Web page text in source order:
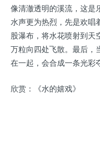
像清澈透明的溪流，这是
水声更为热烈，先是欢唱
股瀑布，将水花喷射到天
万粒向四处飞散。最后，
在一起，会合成一条光彩
欣赏：《水的嬉戏》